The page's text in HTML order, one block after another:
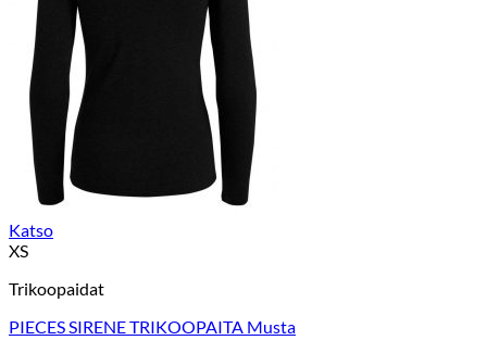
Katso
XS
Trikoopaidat
PIECES SIRENE TRIKOOPAITA Musta